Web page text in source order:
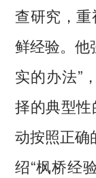
查研究，
鲜经验。他
实的办法”
择的典型
动按照正确
绍“枫桥经